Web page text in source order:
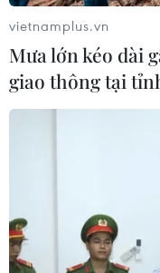
Tối 13/11/2019,
nước, Mặt trận Tổ
đến dự Ngày hội Đại
vietnamplus.vn
Mưa lớn kéo dài
giao thông tại